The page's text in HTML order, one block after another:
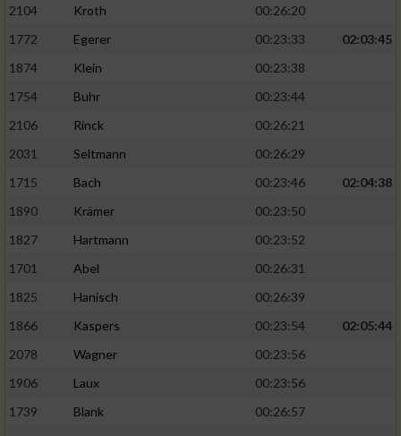
2104
Kroth
00:26:20
1772
Egerer 00:23:33
02:03:45
1874
Klein
00:23:38
1754
Buhr
00:23:44
2106
Rinck
00:26:21
2031
Seltmann
00:26:29
1715
Bach 00:23:46
02:04:38
1890
Krämer
00:23:50
1827
Hartmann
00:23:52
1701
Abel
00:26:31
1825
Hanisch
00:26:39
1866
Kaspers 00:23:54
02:05:44
2078
Wagner
00:23:56
1906
Laux
00:23:56
1739
Blank
00:26:57